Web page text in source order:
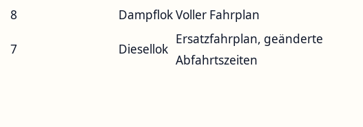
8 DampflokVoller Fahrplan
7 Diesellok
Ersatzfahrplan, geänderte
Abfahrtszeiten